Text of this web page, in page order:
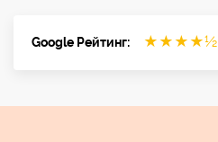
розряджання
Google Рейтинг: ★ ★ ★ ★½